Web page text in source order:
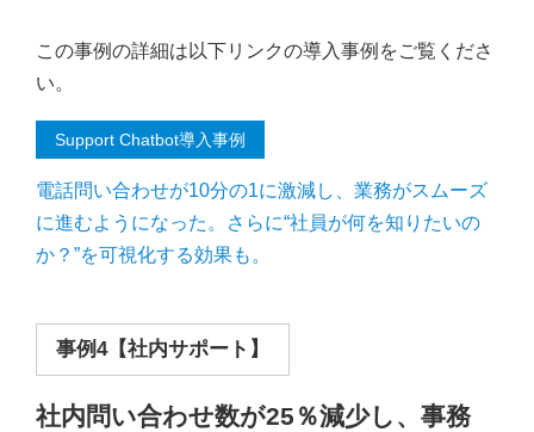
この事例の詳細は以下リンクの導入事例をご覧くださ
い。
Support Chatbot導入事例
電話問い合わせが10分の1に激減し、業務がスムーズ
に進むようになった。さらに“社員が何を知りたいの
か？”を可視化する効果も。
事例4【社内サポート】
社内問い合わせ数が25％減少し、事務